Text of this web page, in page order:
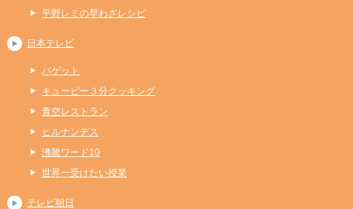
平野レミの早わざレシピ
日本テレビ
バゲット
キューピー３分クッキング
青空レストラン
ヒルナンデス
沸騰ワード10
世界一受けたい授業
テレビ朝日